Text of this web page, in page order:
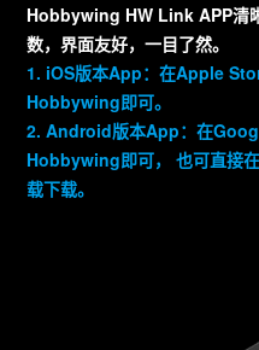
Hobbywing HW Link APP清
数，界面友好，一目了然。
1. iOS版本App：在Apple
Hobbywing即可。
2. Android版本App：在
Hobbywing即可， 也可直接
载下载。